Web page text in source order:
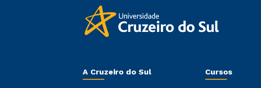
A Cruzeiro do Sul Cursos